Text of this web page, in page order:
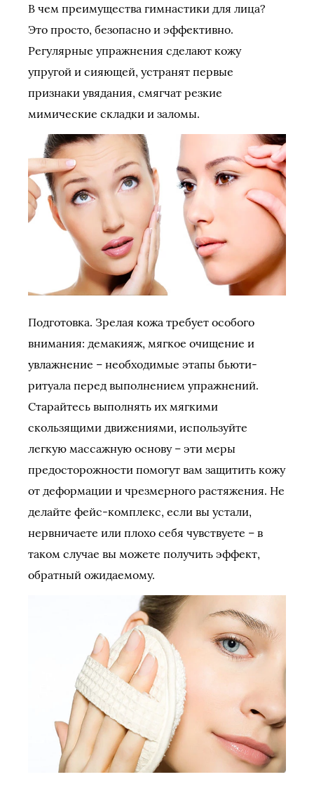
В чем преимущества гимнастики для лица?
Это просто, безопасно и эффективно.
Регулярные упражнения сделают кожу
упругой и сияющей, устранят первые
признаки увядания, смягчат резкие
мимические складки и заломы.
Подготовка. Зрелая кожа требует особого
внимания: демакияж, мягкое очищение и
увлажнение – необходимые этапы бьюти-
ритуала перед выполнением упражнений.
Старайтесь выполнять их мягкими
скользящими движениями, используйте
легкую массажную основу – эти меры
предосторожности помогут вам защитить кожу
от деформации и чрезмерного растяжения. Не
делайте фейс-комплекс, если вы устали,
нервничаете или плохо себя чувствуете – в
таком случае вы можете получить эффект,
обратный ожидаемому.